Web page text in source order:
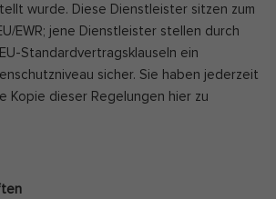
wurde. Diese Dienstleister sitzen zum
EWR; jene Dienstleister stellen durch
Standardvertragsklauseln ein
sicher. Sie haben jederzeit
Kopie dieser Regelungen hier zu